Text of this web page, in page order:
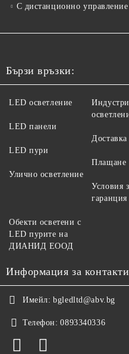
С дистанционно управление
Бързи връзки:
LED осветление
LED панели
LED пури
Улично осветление
Доставка
Плащане
Условия
гаранция
Обекти осветени с
LED пурите на
ДИАНИД ЕООД
Информация за
Имейл: bgledltd@abv.bg
Телефон: 0893340336